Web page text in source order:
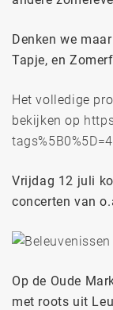
Denken we
Tapje, en
Het volledige
bekijken op
Vrijdag 12 juli
concerten van
Op de Oude
met roots uit